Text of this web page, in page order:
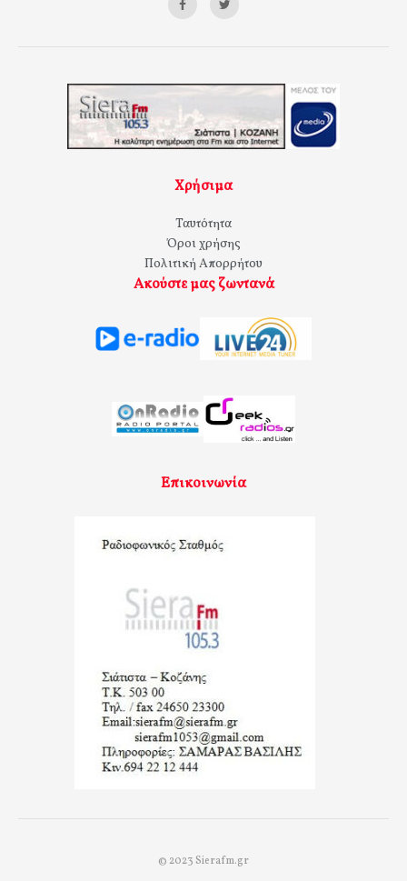
Χρήσιμα
Ταυτότητα
Όροι χρήσης
Πολιτική Απορρήτου
Ακούστε μας ζωντανά
Επικοινωνία
© 2023 Sierafm.gr